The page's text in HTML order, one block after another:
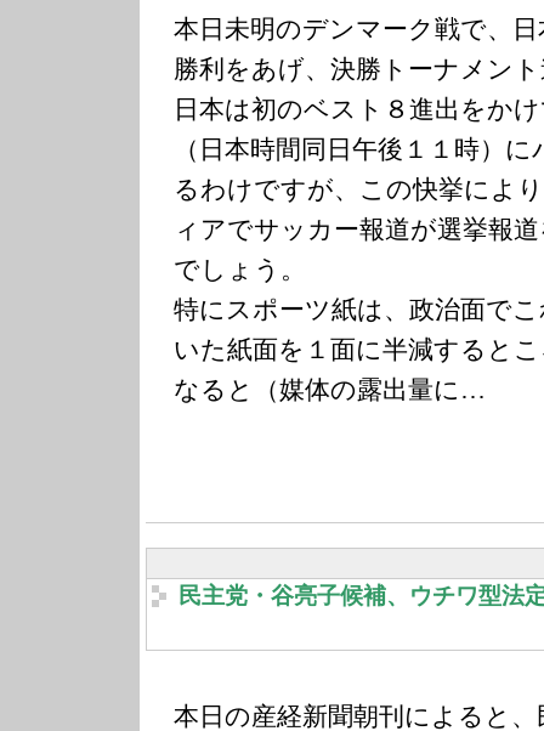
本日未明のデンマーク戦で、
勝利をあげ、決勝トーナメン
日本は初のベスト８進出をか
（日本時間同日午後１１時）
るわけですが、この快挙によ
ィアでサッカー報道が選挙報
でしょう。
特にスポーツ紙は、政治面で
いた紙面を１面に半減すると
なると（媒体の露出量に…
民主党・谷亮子候補、ウチワ型法
本日の産経新聞朝刊によると